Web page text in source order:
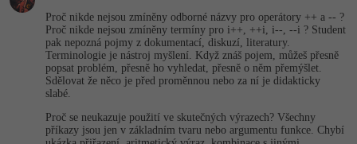
Proč nikde nejsou zmíněny odborné názvy pro operátory ++ a -- ?
Proč nikde nejsou zmíněny termíny pro i++, ++i, i--, --i ? Student
pak nepozná pojmy z dokumentací, diskuzí, literatury.
Terminologie je nástroj myšlení. Když znáš pojem, můžeš přesně
popsat problém, přesně ho vyhledat, přesně o něm přemýšlet.
Sdělovat že něco je před proměnnou nebo za ní je didakticky
slabé.
Proč se neukazuje použití ve skutečných výrazech? Všechny
příkazy jsou jen v základním tvaru nebo argumentu funkce. Chybí